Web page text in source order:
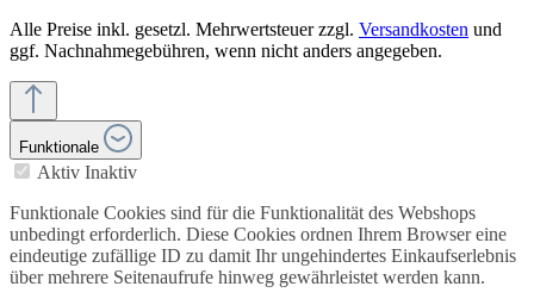
Alle Preise inkl. gesetzl. Mehrwertsteuer zzgl. Versandkosten und
ggf. Nachnahmegebühren, wenn nicht anders angegeben.
Funktionale
Aktiv Inaktiv
Funktionale Cookies sind für die Funktionalität des Webshops
unbedingt erforderlich. Diese Cookies ordnen Ihrem Browser eine
eindeutige zufällige ID zu damit Ihr ungehindertes Einkaufserlebnis
über mehrere Seitenaufrufe hinweg gewährleistet werden kann.